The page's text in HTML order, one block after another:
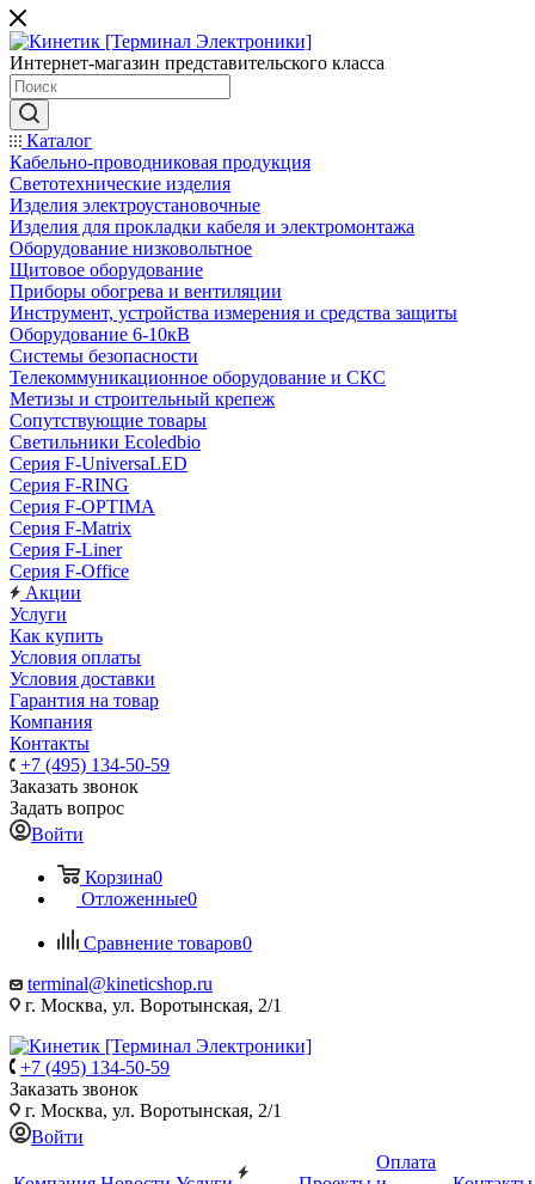
Интернет-магазин представительского класса
Каталог
Кабельно-проводниковая продукция
Светотехнические изделия
Изделия электроустановочные
Изделия для прокладки кабеля и электромонтажа
Оборудование низковольтное
Щитовое оборудование
Приборы обогрева и вентиляции
Инструмент, устройства измерения и средства защиты
Оборудование 6-10кВ
Системы безопасности
Телекоммуникационное оборудование и СКС
Метизы и строительный крепеж
Сопутствующие товары
Светильники Ecoledbio
Серия F-UniversaLED
Серия F-RING
Серия F-OPTIMA
Серия F-Matrix
Серия F-Liner
Серия F-Office
Акции
Услуги
Как купить
Условия оплаты
Условия доставки
Гарантия на товар
Компания
Контакты
+7 (495) 134-50-59
Заказать звонок
Задать вопрос
Войти
Корзина0
Отложенные0
Сравнение товаров0
terminal@kineticshop.ru
г. Москва, ул. Воротынская, 2/1
+7 (495) 134-50-59
Заказать звонок
г. Москва, ул. Воротынская, 2/1
Войти
Оплата